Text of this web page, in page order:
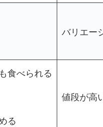
バリエー
食べられる
る
値段が高